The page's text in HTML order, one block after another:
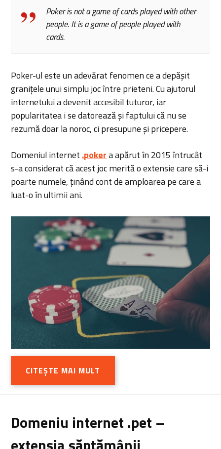
Poker is not a game of cards played with other
people. It is a game of people played with
cards.
Poker-ul este un adevărat fenomen ce a depășit
granițele unui simplu joc între prieteni. Cu ajutorul
internetului a devenit accesibil tuturor, iar
popularitatea i se datorează și faptului că nu se
rezumă doar la noroc, ci presupune și pricepere.
Domeniul internet .pokera apărut în 2015 întrucât
s-a considerat că acest joc merită o extensie care să-i
poarte numele, ținând cont de amploarea pe care a
luat-o în ultimii ani.
CITEȘTE MAI MULT
Domeniu internet .pet –